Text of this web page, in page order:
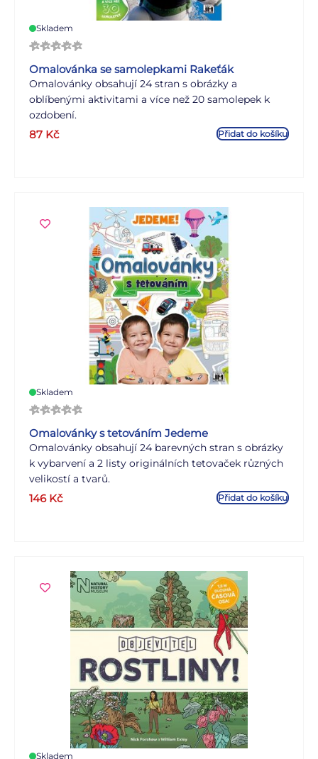
Skladem
Omalovánka se samolepkami Rakeťák
Omalovánky obsahují 24 stran s obrázky a
oblíbenými aktivitami a více než 20 samolepek k
ozdobení.
87 Kč Přidat do košíku
Skladem
Omalovánky s tetováním Jedeme
Omalovánky obsahují 24 barevných stran s obrázky
k vybarvení a 2 listy originálních tetovaček různých
velikostí a tvarů.
146 Kč Přidat do košíku
Skladem